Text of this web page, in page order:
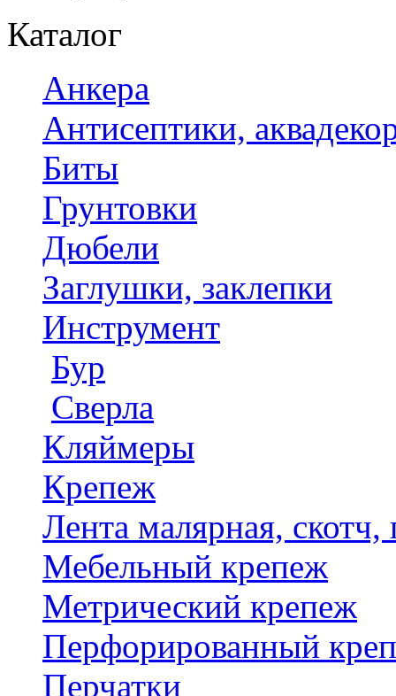
Каталог
Анкера
Антисептики,
Биты
Грунтовки
Дюбели
Заглушки, заклепки
Инструмент
Бур
Сверла
Кляймеры
Крепеж
Лента малярная, скотч,
Мебельный крепеж
Метрический крепеж
Перфорированный
Перчатки